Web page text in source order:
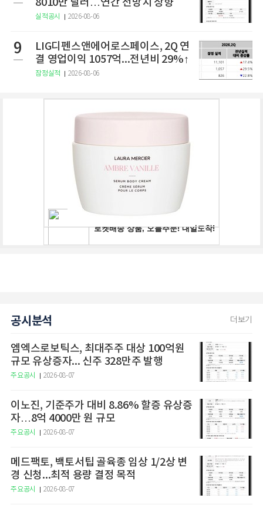
실적공시 2026-08-06
9
LIG디펜스앤에어로스페이스, 2Q 연
결 영업이익 1057억...전년비 29%↑
잠정실적 2026-08-06
공시분석 더보기
엠엑스로보틱스, 최대주주 대상 100억원
규모 유상증자... 신주 328만주 발행
주요공시 2026-08-07
이노진, 기준주가 대비 8.86% 할증 유상증
자…8억 4000만 원 규모
주요공시 2026-08-07
메드팩토, 백토서팁 골육종 임상 1/2상 변
경 신청...최적 용량 결정 목적
주요공시 2026-08-07